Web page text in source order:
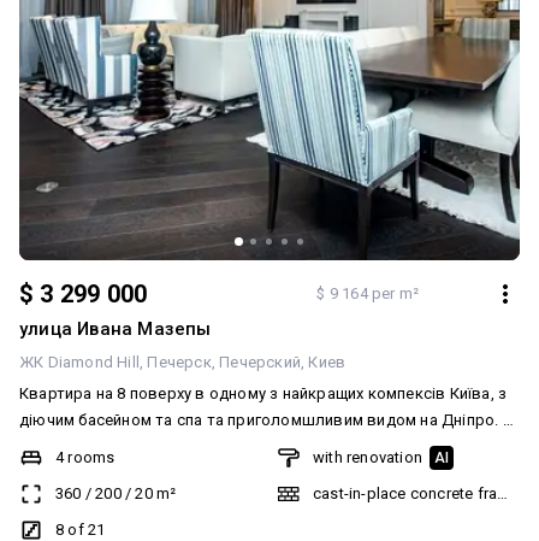
$ 3 299 000 $ 9 164 per m²
улица Ивана Мазепы
ЖК Diamond Hill Печерск Печерский Киев
Квартира на 8 поверху в одному з найкращих компексів Київа, з
діючим басейном та спа та приголомшливим видом на Дніпро. У
квартирі 4 окремі спальні та кабінет. Простора вітальня їдальня
та кухня. Багато місць зберігання і є пральна. Ремонт високого
класу з використанням кращих матеріалів, техніка та сантехніка
провідних виробників. Також є розумний будинок, для зручності
4 rooms
360 /200/20m²
8 of 21
with renovation AI
cast-in-place concrete frame